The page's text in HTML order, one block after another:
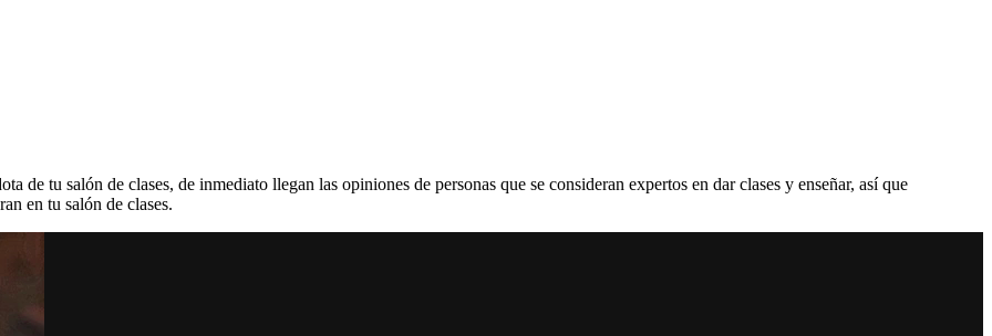
de tu salón de clases, de inmediato llegan las opiniones de personas que se consideran expertos en dar clases y enseñar, así que
en tu salón de clases.